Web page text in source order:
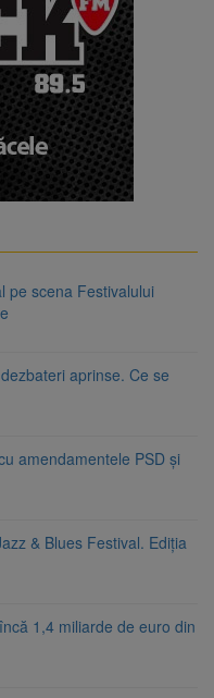
pe scena Festivalului
aprinse. Ce se
amendamentele PSD și
& Blues Festival. Ediția
1,4 miliarde de euro din